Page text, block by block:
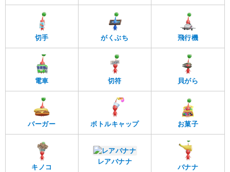
切手 がくぶち 飛行機
電車 切符 貝がら
バーガー ボトルキャップ お菓子
キノコ
レアバナナ
バナナ